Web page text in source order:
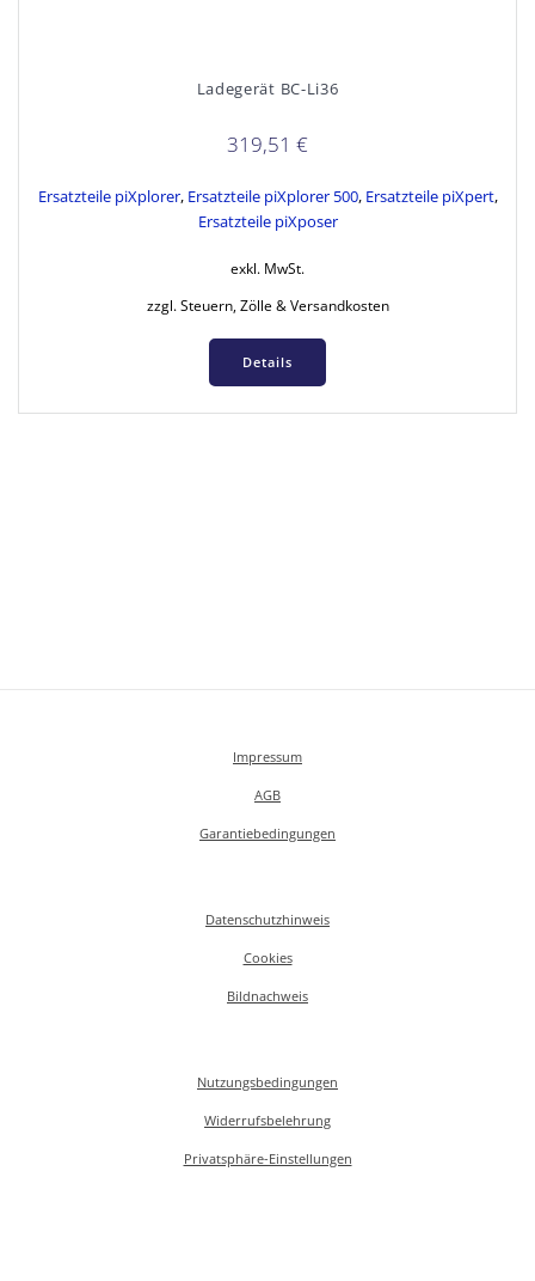
Ladegerät BC-Li36
319,51 €
Ersatzteile piXplorer, Ersatzteile piXplorer 500, Ersatzteile piXpert,
Ersatzteile piXposer
exkl. MwSt.
zzgl. Steuern, Zölle & Versandkosten
Details
Impressum
AGB
Garantiebedingungen
Datenschutzhinweis
Cookies
Bildnachweis
Nutzungsbedingungen
Widerrufsbelehrung
Privatsphäre-Einstellungen